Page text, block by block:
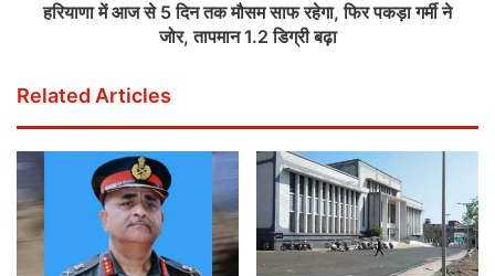
हरियाणा में आज से 5 दिन तक मौसम साफ रहेगा, फिर पकड़ा गर्मी ने
जोर, तापमान 1.2 डिग्री बढ़ा
Related Articles